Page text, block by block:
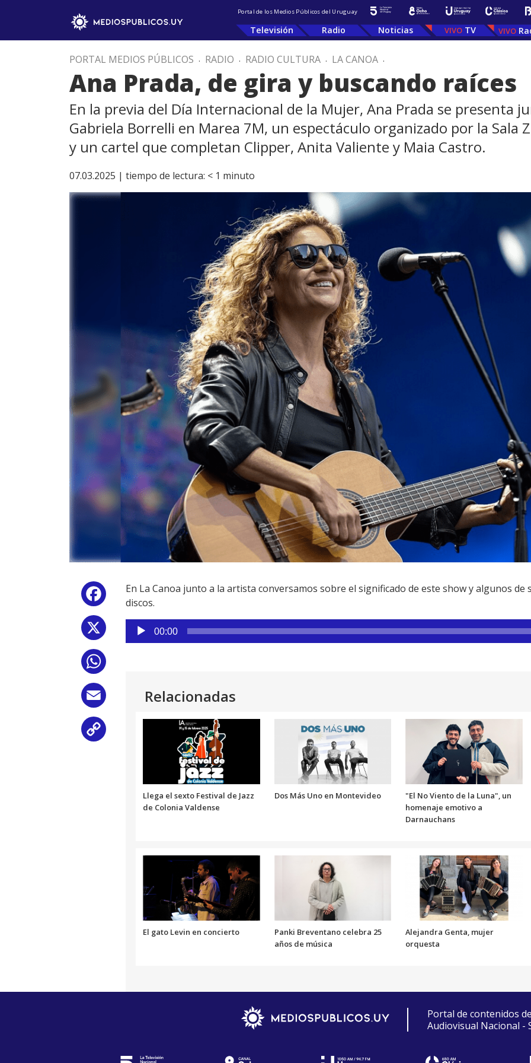
Portal de los Medios Públicos del Uruguay
Televisión Radio Noticias TV
PORTAL MEDIOS PÚBLICOS . RADIO . RADIO CULTURA . LA CANOA .
Ana Prada, de gira y buscando raíces
En la previa del Día Internacional de la Mujer, Ana Prada se presenta
Gabriela Borrelli en Marea 7M, un espectáculo organizado por la
y un cartel que completan Clipper, Anita Valiente y Maia Castro.
07.03.2025 | tiempo de lectura: < 1 minuto
Facebook
En La Canoa junto a la artista conversamos sobre el significado de este show y algunos
discos.
Reproductor
de
00:00
Relacionadas
Llega el sexto Festival de Jazz
de Colonia Valdense
Dos Más Uno en Montevideo
"El No Viento de la Luna", un
homenaje emotivo a
Darnauchans
El gato Levin en concierto
Panki Breventano celebra 25
años de música
Alejandra Genta, mujer
orquesta
Portal de contenidos
Audiovisual Nacional -